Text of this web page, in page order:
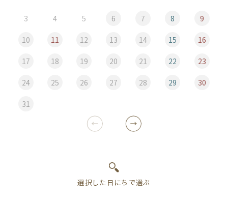
3 4 5 6 7 8 9
10 11 12 13 14 15 16
17 18 19 20 21 22 23
24 25 26 27 28 29 30
31